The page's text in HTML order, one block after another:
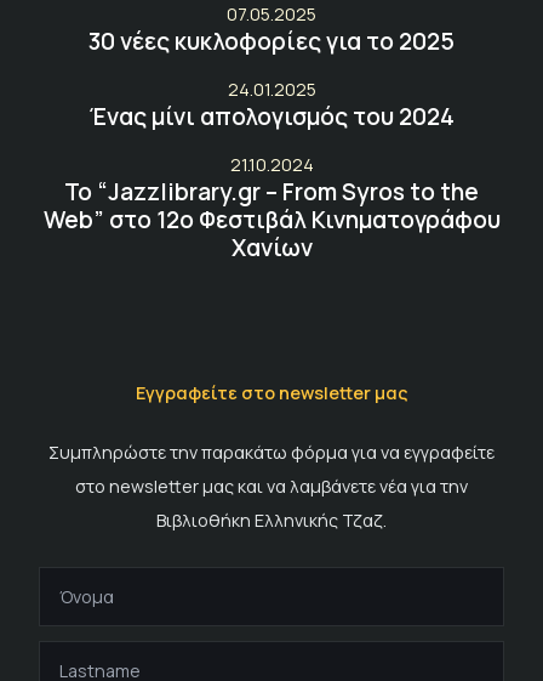
07.05.2025
30 νέες κυκλοφορίες για το 2025
24.01.2025
Ένας μίνι απολογισμός του 2024
21.10.2024
Το “Jazzlibrary.gr – From Syros to the
Web” στο 12ο Φεστιβάλ Κινηματογράφου
Χανίων
Εγγραφείτε στο newsletter μας
Συμπληρώστε την παρακάτω φόρμα για να εγγραφείτε
στο newsletter μας και να λαμβάνετε νέα για την
Βιβλιοθήκη Ελληνικής Τζαζ.